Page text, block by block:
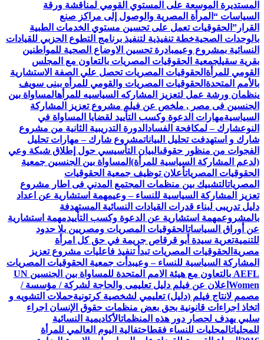
المستديرة الموسعة على المستوي القومي لمناقشة ورقة
السياسات “المرأة المصرية والوصول إلى مراكز صنع
القرار” الحقوقيات تعمل على تحسين مستوي الخدمات الطبية
بالوحدات الصحيةخطة تنفيذية لتنفيذ برنامج التطوع الحزبي للقيادات
النسائية بمشروع وعيمبادرة تحسين الاوضاع الصحية للمواطنين
بقرية سقيلجمعية الحقوقيات المصريات بالتعاون مع المجلس
القومي للمرأة الحقوقيات المصريات تحصل علي الصفة الاستشارية
بالأمم المتحدة الحقوقيات المصريات والقومي للمرأه ببنى سويف
ينظمان ورشة عمل لتعزيز المشاركه السياسيه للمرأهالمساواة بين
الجنسين فى مصر , ملخص عن فيلم مشروع تعزيز المشاركة
السياسيةمهارات الدعوة وكسب التأييد لقضايا المساواة في
النوعشارك – لمكافحة الفساد الدورة التدريبية الثانية من مشروع
شارك و استهدفت تحليل البياناتمشروع شارك – مهارات تحليل
الفجوات من منظور حقوقىالبيان التأسيسي حول إطلاق شبكة وعي
(لدعم المشاركة السياسية للمرأة) المساواة بين الجنسين جمعية
الحقوقيات المصرياتأعلان توظيف جمعية الحقوقيات
المصرياتالتشبيك بين منظمات المجتمع المدني فى اطار مشروع
تعزيز المشاركة السياسية للنساء – وعيمهمة استشارية عن اعداد
دليل تدريبى لبناء قدرات القيادات النسائية المستهدفة
بالمشروعمهمة استشارية عن الدعوة وكسب التأييدمهمة استشارية
عن أوراق السياساتالحقوقيات المصريات ومصريين بلا حدود
للتنميةتعرية سيدة أبو قرقاص جريمة في حق كل امرأة
مصرية الحقوقيات المصريات تبدأ تنفيذ فاعليات مشروع تعزيز
المشاركة السياسية للنساء – وعيبدأت جمعية الحقوقيات المصريات
AEFL بالتعاون مع هيئة الامم المتحدة للمساواة بين الجنسين UN
Women اعلان عن فيلم دليل تعليمى والحاجة لشركة / مؤسسة /
مصمم لانتاج فيلم (دليل) تعليمي لشخصية كرتونيةحملات التشويه و
اتخاذ اجراءات قانونية بحق بعض منظمات حقوق الإنسان اجراء
سلبي يهدف لحصار دور هذه المنظماتالأكاديمية النسائية
للمحلياتالمحليات للنساء فقطاحتفالية اليوم العالمي للمرأة